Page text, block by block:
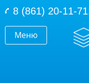
Меню
8 (861) 20-11-